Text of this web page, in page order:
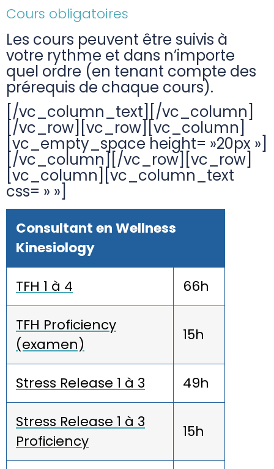
Cours obligatoires
Les cours peuvent être suivis à
votre rythme et dans n’importe
quel ordre (en tenant compte des
prérequis de chaque cours).
[/vc_column_text][/vc_column]
[/vc_row][vc_row][vc_column]
[vc_empty_space height= »20px »]
[/vc_column][/vc_row][vc_row]
[vc_column][vc_column_text
css= » »]
Consultant en Wellness
Kinesiology
TFH 1 à 4 66h
TFH Proficiency
(examen)
15h
Stress Release 1 à 3 49h
Stress Release 1 à 3
Proficiency
15h